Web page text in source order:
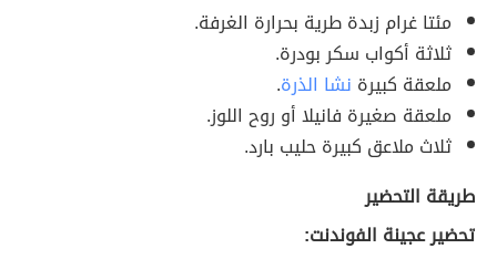
مئتا غرام زبدة طرية بحرارة الغرفة.
ثلاثة أكواب سكر بودرة.
ملعقة كبيرة نشا الذرة.
ملعقة صغيرة فانيلا أو روح اللوز.
ثلاث ملاعق كبيرة حليب بارد.
طريقة التحضير
تحضير عجينة الفوندنت: